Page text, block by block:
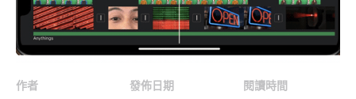
作者
發佈日期
閱讀時間